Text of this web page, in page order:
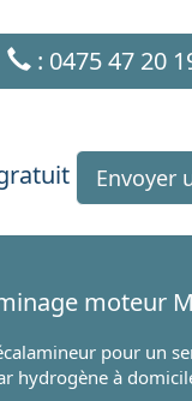
: 0475 47 20
Envoyer
moteur
pour un
hydrogène à